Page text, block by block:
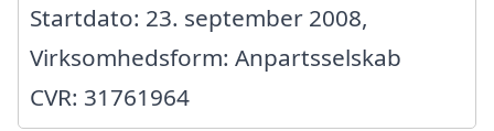
Startdato: 23. september 2008,
Virksomhedsform: Anpartsselskab
CVR: 31761964